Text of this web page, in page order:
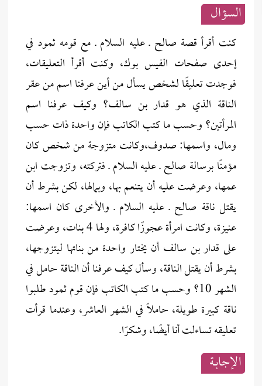
السؤال
كنت أقرأ قصة صالح ـ عليه السلام ـ مع قومه ثمود في
إحدى صفحات الفيس بوك، وكنت أقرأ التعليقات،
فوجدت تعليقًا لشخص يسأل من أين عرفنا اسم من عقر
الناقة الذي هو قدار بن سالف؟ وكيف عرفنا اسم
المرأتين؟ وحسب ما كتب الكاتب فإن واحدة ذات حسب
ومال، واسمها: صدوف،وكانت متزوجة من شخص كان
مؤمنًا برسالة صالح ـ عليه السلام ـ فتركته، وتزوجت ابن
عمها، وعرضت عليه أن يتنعم بها، وبمالها، لكن بشرط أن
يقتل ناقة صالح ـ عليه السلام ـ والأخرى كان اسمها:
عنيزة، وكانت امرأة عجوزًا كافرة، ولها 4 بنات، وعرضت
على قدار بن سالف أن يختار واحدة من بناتها ليتزوجها،
بشرط أن يقتل الناقة، وسأل كيف عرفنا أن الناقة حامل في
الشهر 10؟ وحسب ما كتب الكاتب فإن قوم ثمود طلبوا
ناقة كبيرة طويلة، حاملًا في الشهر العاشر، وعندما قرأت
تعليقه تساءلت أنا أيضًا، وشكرًا.
الإجابــة